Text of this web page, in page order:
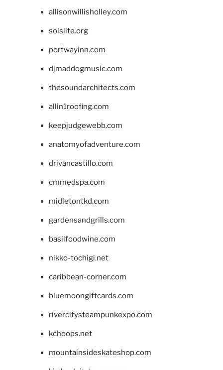
allisonwillisholley.com
solslite.org
portwayinn.com
djmaddogmusic.com
thesoundarchitects.com
allin1roofing.com
keepjudgewebb.com
anatomyofadventure.com
drivancastillo.com
cmmedspa.com
midletontkd.com
gardensandgrills.com
basilfoodwine.com
nikko-tochigi.net
caribbean-corner.com
bluemoongiftcards.com
rivercitysteampunkexpo.com
kchoops.net
mountainsideskateshop.com